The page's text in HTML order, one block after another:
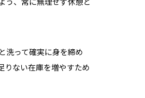
洗って確実に身を締め
りない在庫を増やすため